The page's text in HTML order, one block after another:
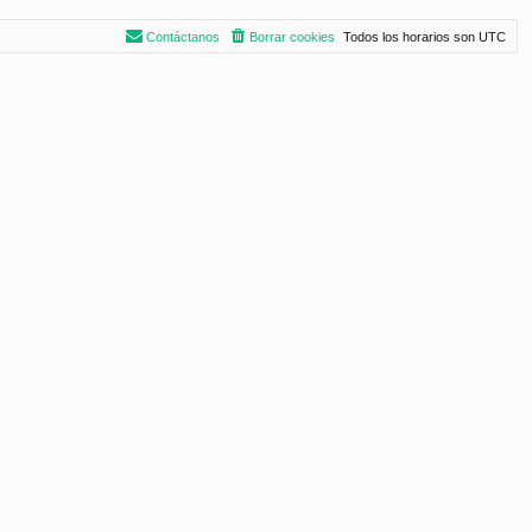
Todos los horarios son UTC
Borrar cookies
Contáctanos